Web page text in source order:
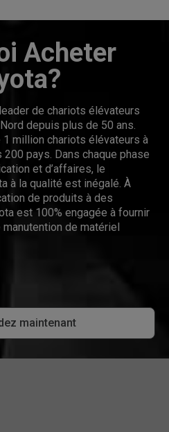
Acheter
de chariots élévateurs
depuis plus de 50 ans.
million chariots élévateurs à
pays. Dans chaque phase
et d’affaires, le
à la qualité est inégalé. À
de produits à des
est 100% engagée à fournir
de matériel
maintenant